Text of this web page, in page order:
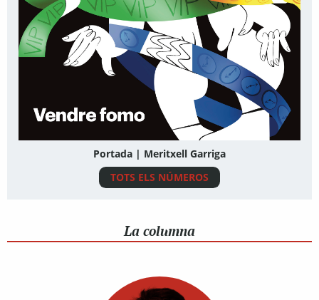
Portada | Meritxell Garriga
TOTS ELS NÚMEROS
La columna